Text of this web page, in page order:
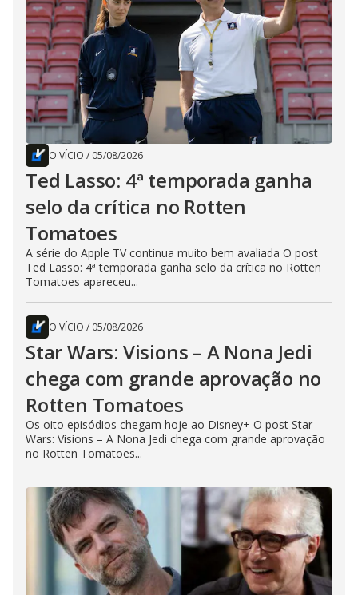
O VÍCIO / 05/08/2026
Ted Lasso: 4ª temporada ganha
selo da crítica no Rotten
Tomatoes
A série do Apple TV continua muito bem avaliada O post
Ted Lasso: 4ª temporada ganha selo da crítica no Rotten
Tomatoes apareceu...
O VÍCIO / 05/08/2026
Star Wars: Visions – A Nona Jedi
chega com grande aprovação no
Rotten Tomatoes
Os oito episódios chegam hoje ao Disney+ O post Star
Wars: Visions – A Nona Jedi chega com grande aprovação
no Rotten Tomatoes...